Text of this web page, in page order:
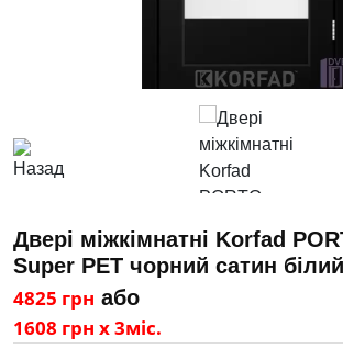
Двері міжкімнатні Korfad
Super PET чорний сатин білий
4825 грн або
1608 грн х 3міс.